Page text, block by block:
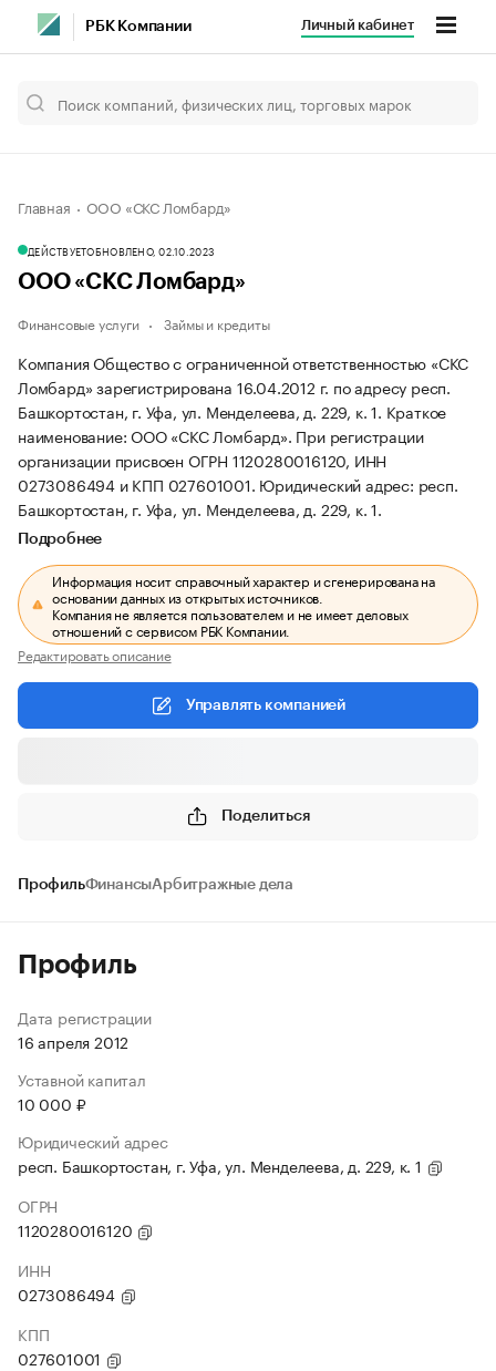
РБК Компании Личный кабинет
Главная ООО «СКС Ломбард»
ДЕЙСТВУЕТОБНОВЛЕНО, 02.10.2023
ООО «СКС Ломбард»
Финансовые услуги Займы и кредиты
Компания Общество с ограниченной ответственностью «СКС
Ломбард» зарегистрирована 16.04.2012 г. по адресу респ.
Башкортостан, г. Уфа, ул. Менделеева, д. 229, к. 1. Краткое
наименование: ООО «СКС Ломбард». При регистрации
организации присвоен ОГРН 1120280016120, ИНН
0273086494 и КПП 027601001. Юридический адрес: респ.
Башкортостан, г. Уфа, ул. Менделеева, д. 229, к. 1.
Подробнее
Информация носит справочный характер и сгенерирована на
основании данных из открытых источников.
Компания не является пользователем и не имеет деловых
отношений с сервисом РБК Компании.
Редактировать описание
Управлять компанией
Поделиться
ПрофильФинансыАрбитражные дела
Профиль
Дата регистрации
16 апреля 2012
Уставной капитал
10 000 ₽
Юридический адрес
респ. Башкортостан, г. Уфа, ул. Менделеева, д. 229, к. 1
ОГРН
1120280016120
ИНН
0273086494
КПП
027601001